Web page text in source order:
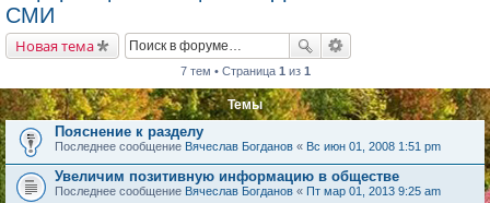
СМИ
Новая тема
7 тем • Страница 1 из 1
Темы
Пояснение к разделу
Последнее сообщение Вячеслав Богданов « Вс июн 01, 2008 1:51 pm
Увеличим позитивную информацию в обществе
Последнее сообщение Вячеслав Богданов « Пт мар 01, 2013 9:25 am